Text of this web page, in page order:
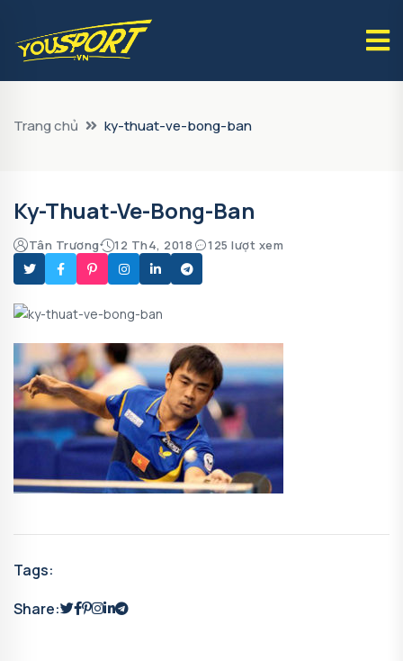
Trang chủ ky-thuat-ve-bong-ban
Ky-Thuat-Ve-Bong-Ban
Tân Trương 12 Th4, 2018 125 lượt xem
Tags:
Share: